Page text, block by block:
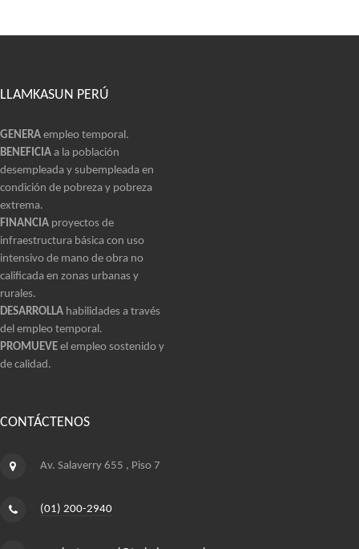
LLAMKASUN PERÚ
GENERA empleo temporal.
BENEFICIA a la población
desempleada y subempleada en
condición de pobreza y pobreza
extrema.
FINANCIA proyectos de
infraestructura básica con uso
intensivo de mano de obra no
calificada en zonas urbanas y
rurales.
DESARROLLA habilidades a través
del empleo temporal.
PROMUEVE el empleo sostenido y
de calidad.
CONTÁCTENOS
Av. Salaverry 655 , Piso 7
(01) 200-2940